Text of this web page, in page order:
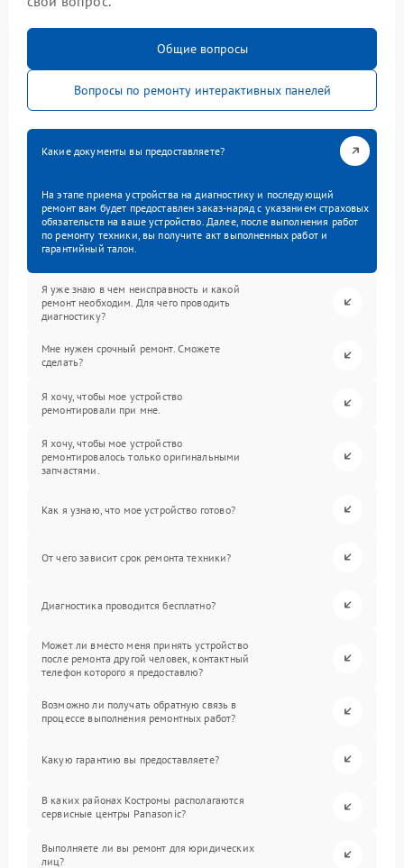
Общие вопросы
Вопросы по ремонту интерактивных панелей
Какие документы вы предоставляете?
На этапе приема устройства на диагностику и последующий
ремонт вам будет предоставлен заказ-наряд с указанием страховых
обязательств на ваше устройство. Далее, после выполнения работ
по ремонту техники, вы получите акт выполненных работ и
гарантийный талон.
Я уже знаю в чем неисправность и какой
ремонт необходим. Для чего проводить
диагностику?
Мне нужен срочный ремонт. Сможете
сделать?
Я хочу, чтобы мое устройство
ремонтировали при мне.
Я хочу, чтобы мое устройство
ремонтировалось только оригинальными
запчастями.
Как я узнаю, что мое устройство готово?
От чего зависит срок ремонта техники?
Диагностика проводится бесплатно?
Может ли вместо меня принять устройство
после ремонта другой человек, контактный
телефон которого я предоставлю?
Возможно ли получать обратную связь в
процессе выполнения ремонтных работ?
Какую гарантию вы предоставляете?
В каких районах Костромы располагаются
сервисные центры Panasonic?
Выполняете ли вы ремонт для юридических
лиц?